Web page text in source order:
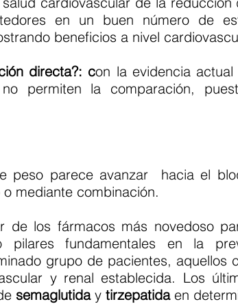
en un buen número de
beneficios a nivel
directa?: con la evidencia
permiten la comparación,
peso parece avanzar hacia el
mediante combinación.
de los fármacos más novedoso
pilares fundamentales en la
grupo de pacientes, aquellos
y renal establecida. Los
semaglutiday tirzepatidaen